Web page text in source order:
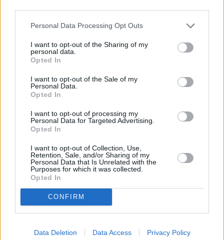
Personal Data Processing Opt Outs
I want to opt-out of the Sharing of my
personal data.
Opted In
I want to opt-out of the Sale of my
Personal Data.
Opted In
I want to opt-out of processing my
Personal Data for Targeted Advertising.
Opted In
I want to opt-out of Collection, Use,
Retention, Sale, and/or Sharing of my
Personal Data that Is Unrelated with the
Purposes for which it was collected.
Opted In
CONFIRM
Data Deletion Data Access Privacy Policy